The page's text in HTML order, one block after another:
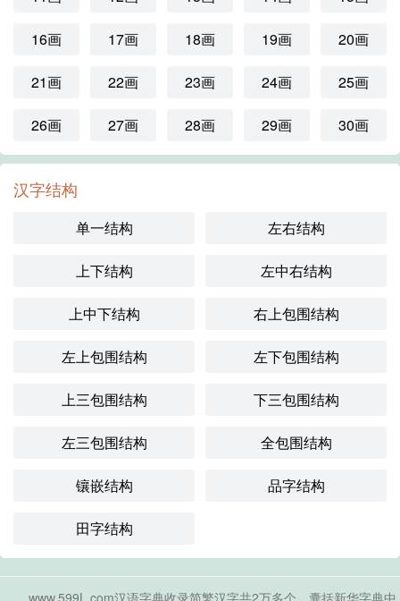
16画 17画 18画 19画 20画
21画 22画 23画 24画 25画
26画 27画 28画 29画 30画
汉字结构
单一结构 左右结构
上下结构 左中右结构
上中下结构 右上包围结构
左上包围结构 左下包围结构
上三包围结构 下三包围结构
左三包围结构 全包围结构
镶嵌结构 品字结构
田字结构
www.599L.com汉语字典收录简繁汉字共2万多个，囊括新华字典中